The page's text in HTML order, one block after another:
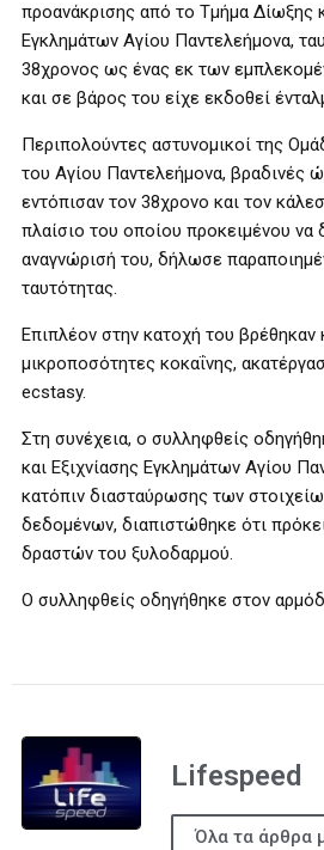
προανάκρισης από το Τμήμα Δίωξης
Εγκλημάτων Αγίου Παντελεήμονα,
38χρονος ως ένας εκ των
και σε βάρος του είχε εκδοθεί
Περιπολούντες αστυνομικοί της
του Αγίου Παντελεήμονα, βραδινές
εντόπισαν τον 38χρονο και τον
πλαίσιο του οποίου προκειμένου να
αναγνώρισή του, δήλωσε
ταυτότητας.
Επιπλέον στην κατοχή του βρέθηκαν
μικροποσότητες κοκαΐνης,
ecstasy.
Στη συνέχεια, ο συλληφθείς
και Εξιχνίασης Εγκλημάτων Αγίου
κατόπιν διασταύρωσης των
δεδομένων, διαπιστώθηκε ότι
δραστών του ξυλοδαρμού.
Ο συλληφθείς οδηγήθηκε στον
Lifespeed
Όλα τα άρθρα